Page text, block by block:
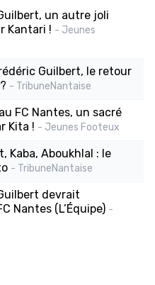
un autre joli
Kantari ! - Jeunes
Guilbert, le retour
- TribuneNantaise
FC Nantes, un sacré
Kita ! - Jeunes Footeux
Kaba, Aboukhlal : le
- TribuneNantaise
devrait
Nantes (L’Équipe) -